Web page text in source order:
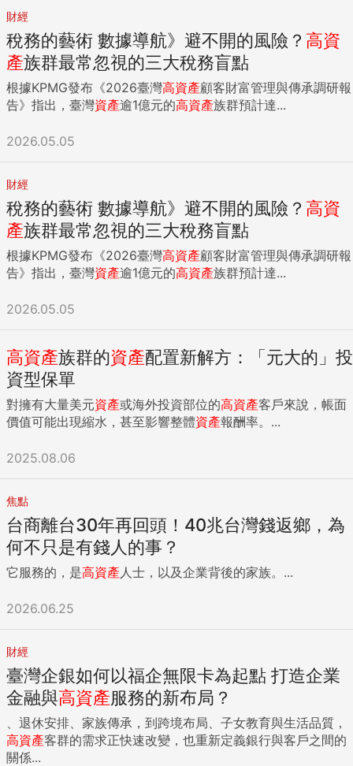
財經
稅務的藝術 數據導航》避不開的風險？ 高資
產族群最常忽視的三大稅務盲點
根據KPMG發布《2026臺灣高資產顧客財富管理與傳承調研報
告》指出，臺灣資產逾1億元的高資產族群預計達...
2026.05.05
財經
稅務的藝術 數據導航》避不開的風險？ 高資
產族群最常忽視的三大稅務盲點
根據KPMG發布《2026臺灣高資產顧客財富管理與傳承調研報
告》指出，臺灣資產逾1億元的高資產族群預計達...
2026.05.05
高資產族群的資產配置新解方：「元大的」投
資型保單
對擁有大量美元資產或海外投資部位的高資產客戶來說，帳面
價值可能出現縮水，甚至影響整體資產報酬率。...
2025.08.06
焦點
台商離台30年再回頭！40兆台灣錢返鄉，為
何不只是有錢人的事？
它服務的，是高資產 人士，以及企業背後的家族。...
2026.06.25
財經
臺灣企銀如何以福企無限卡為起點 打造企業
金融與高資產服務的新布局？
、退休安排、家族傳承，到跨境布局、子女教育與生活品質，
高資產客群的需求正快速改變，也重新定義銀行與客戶之間的
關係...